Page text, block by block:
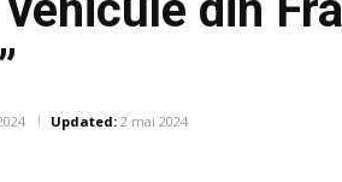
Updated: 2 mai 2024